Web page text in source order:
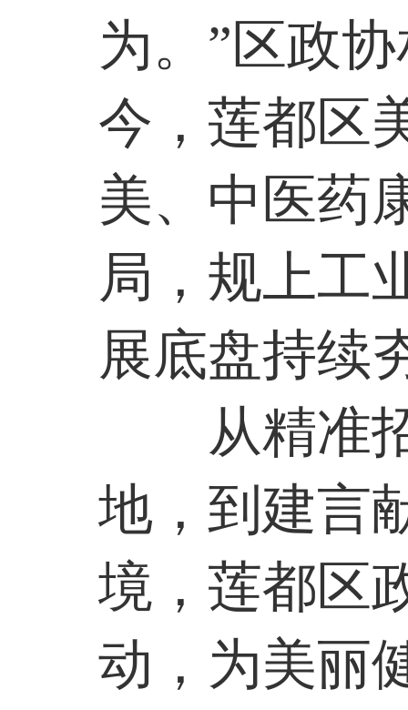
为。”区政
今，莲都区
美、中医药
局，规上工
展底盘持续
从精准
地，到建言
境，莲都区
动，为美丽